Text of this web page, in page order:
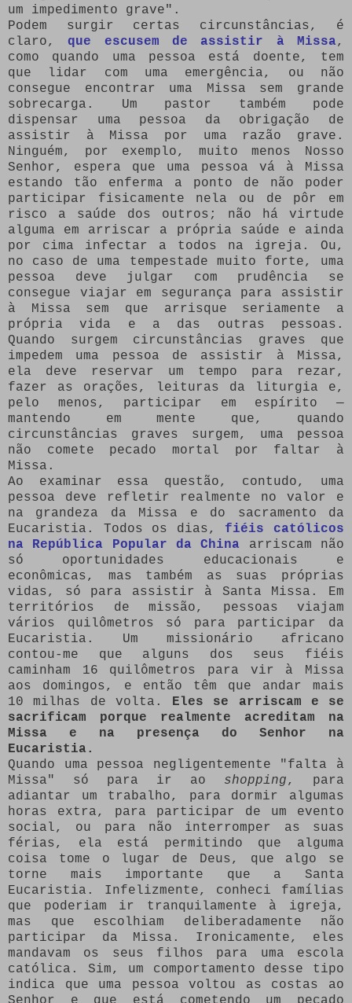
um impedimento grave".
Podem surgir certas circunstâncias, é
claro,que escusem de assistir à Missa,
como quando uma pessoa está doente, tem
que lidar com uma emergência, ou não
consegue encontrar uma Missa sem grande
sobrecarga. Um pastor também pode
dispensar uma pessoa da obrigação de
assistir à Missa por uma razão grave.
Ninguém, por exemplo, muito menos Nosso
Senhor, espera que uma pessoa vá à Missa
estando tão enferma a ponto de não poder
participar fisicamente nela ou de pôr em
risco a saúde dos outros; não há virtude
alguma em arriscar a própria saúde e ainda
por cima infectar a todos na igreja. Ou,
no caso de uma tempestade muito forte, uma
pessoa deve julgar com prudência se
consegue viajar em segurança para assistir
à Missa sem que arrisque seriamente a
própria vida e a das outras pessoas.
Quando surgem circunstâncias graves que
impedem uma pessoa de assistir à Missa,
ela deve reservar um tempo para rezar,
fazer as orações, leituras da liturgia e,
pelo menos, participar em espírito —
mantendo em mente que, quando
circunstâncias graves surgem, uma pessoa
não comete pecado mortal por faltar à
Missa.
Ao examinar essa questão, contudo, uma
pessoa deve refletir realmente no valor e
na grandeza da Missa e do sacramento da
Eucaristia. Todos os dias, fiéis católicos
na República Popular da China arriscam não
só oportunidades educacionais e
econômicas, mas também as suas próprias
vidas, só para assistir à Santa Missa. Em
territórios de missão, pessoas viajam
vários quilômetros só para participar da
Eucaristia. Um missionário africano
contou-me que alguns dos seus fiéis
caminham 16 quilômetros para vir à Missa
aos domingos, e então têm que andar mais
10 milhas de volta. Eles se arriscam e se
sacrificam porque realmente acreditam na
Missa e na presença do Senhor na
Eucaristia.
Quando uma pessoa negligentemente "falta à
Missa" só para ir ao shopping, para
adiantar um trabalho, para dormir algumas
horas extra, para participar de um evento
social, ou para não interromper as suas
férias, ela está permitindo que alguma
coisa tome o lugar de Deus, que algo se
torne mais importante que a Santa
Eucaristia. Infelizmente, conheci famílias
que poderiam ir tranquilamente à igreja,
mas que escolhiam deliberadamente não
participar da Missa. Ironicamente, eles
mandavam os seus filhos para uma escola
católica. Sim, um comportamento desse tipo
indica que uma pessoa voltou as costas ao